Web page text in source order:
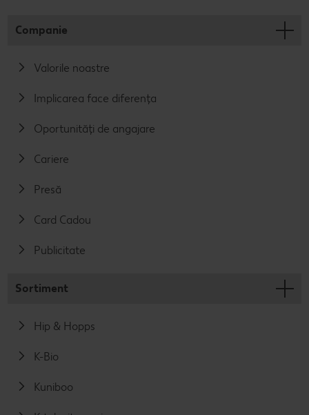
Companie
Valorile noastre
Implicarea face diferența
Oportunități de angajare
Cariere
Presă
Card Cadou
Publicitate
Sortiment
Hip & Hopps
K-Bio
Kuniboo